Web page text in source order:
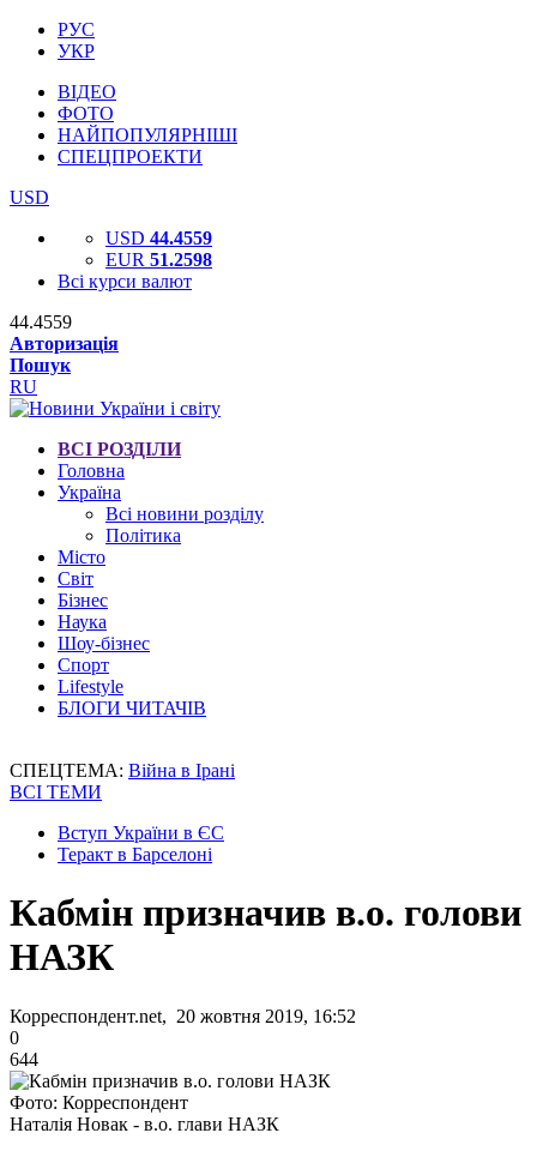
РУС
УКР
ВІДЕО
ФОТО
НАЙПОПУЛЯРНІШІ
СПЕЦПРОЕКТИ
USD
USD 44.4559
EUR 51.2598
Всі курси валют
44.4559
Авторизація
Пошук
RU
ВСІ РОЗДІЛИ
Головна
Україна
Всі новини розділу
Політика
Місто
Світ
Бізнес
Наука
Шоу-бізнес
Спорт
Lifestyle
БЛОГИ ЧИТАЧІВ
СПЕЦТЕМА: Війна в Ірані
ВСІ ТЕМИ
Вступ України в ЄС
Теракт в Барселоні
Кабмін призначив в.о. голови
НАЗК
Корреспондент.net, 20 жовтня 2019, 16:52
0
644
Фото: Корреспондент
Наталія Новак - в.о. глави НАЗК